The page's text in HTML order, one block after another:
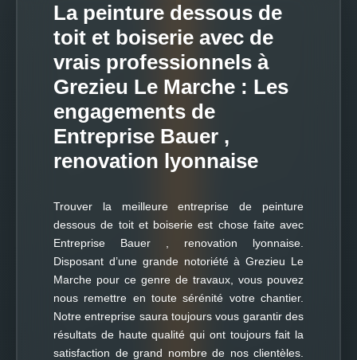
La peinture dessous de
toit et boiserie avec de
vrais professionnels à
Grezieu Le Marche : Les
engagements de
Entreprise Bauer ,
renovation lyonnaise
Trouver la meilleure entreprise de peinture
dessous de toit et boiserie est chose faite avec
Entreprise Bauer , renovation lyonnaise.
Disposant d’une grande notoriété à Grezieu Le
Marche pour ce genre de travaux, vous pouvez
nous remettre en toute sérénité votre chantier.
Notre entreprise saura toujours vous garantir des
résultats de haute qualité qui ont toujours fait la
satisfaction de grand nombre de nos clientèles.